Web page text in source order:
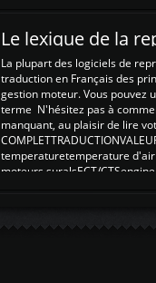
Le lexique de la
La plupart des logiciels de
traduction en Français des
gestion moteur. Vous pouvez
terme N'hésitez pas à
manquant, au plaisir de lire
temperaturetemperature d'air
moteurs suralsECT/